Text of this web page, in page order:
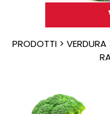
PRODOTTI >